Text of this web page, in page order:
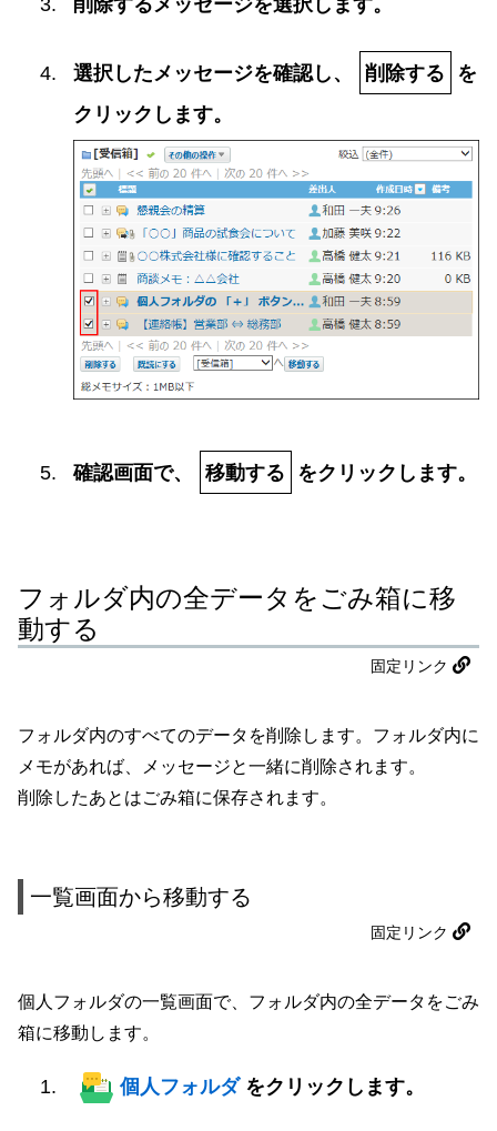
削除するメッセージを選択します。
選択したメッセージを確認し、 削除する
を
クリックします。
確認画面で、 移動する をクリックします。
フォルダ内の全データをごみ箱に移
動する
固定リンク
フォルダ内のすべてのデータを削除します。フォルダ内に
メモがあれば、メッセージと一緒に削除されます。
削除したあとはごみ箱に保存されます。
一覧画面から移動する
固定リンク
個人フォルダの一覧画面で、フォルダ内の全データをごみ
箱に移動します。
個人フォルダ をクリックします。